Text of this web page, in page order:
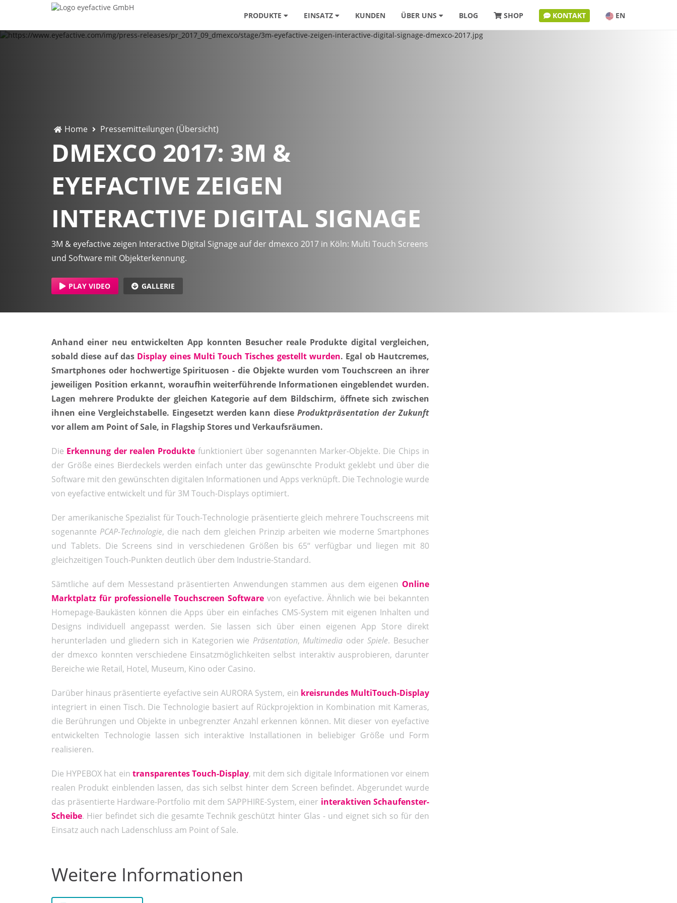
PRODUKTE EINSATZ KUNDEN ÜBER UNS BLOG SHOP KONTAKT EN
Home Pressemitteilungen (Übersicht)
DMEXCO 2017: 3M &
EYEFACTIVE ZEIGEN
INTERACTIVE DIGITAL SIGNAGE
3M & eyefactive zeigen Interactive Digital Signage auf der dmexco 2017 in Köln: Multi Touch Screens
und Software mit Objekterkennung.
PLAY VIDEO GALLERIE
Anhand einer neu entwickelten App konnten Besucher reale Produkte digital vergleichen,
sobald diese auf das Display eines Multi Touch Tisches gestellt wurden. Egal ob Hautcremes,
Smartphones oder hochwertige Spirituosen - die Objekte wurden vom Touchscreen an ihrer
jeweiligen Position erkannt, woraufhin weiterführende Informationen eingeblendet wurden.
Lagen mehrere Produkte der gleichen Kategorie auf dem Bildschirm, öffnete sich zwischen
ihnen eine Vergleichstabelle. Eingesetzt werden kann dieseProduktpräsentation der Zukunft
vor allem am Point of Sale, in Flagship Stores und Verkaufsräumen.
Die Erkennung der realen Produkte funktioniert über sogenannten Marker-Objekte. Die Chips in
der Größe eines Bierdeckels werden einfach unter das gewünschte Produkt geklebt und über die
Software mit den gewünschten digitalen Informationen und Apps verknüpft. Die Technologie wurde
von eyefactive entwickelt und für 3M Touch-Displays optimiert.
Der amerikanische Spezialist für Touch-Technologie präsentierte gleich mehrere Touchscreens mit
sogenannte PCAP-Technologie, die nach dem gleichen Prinzip arbeiten wie moderne Smartphones
und Tablets. Die Screens sind in verschiedenen Größen bis 65‘‘ verfügbar und liegen mit 80
gleichzeitigen Touch-Punkten deutlich über dem Industrie-Standard.
Sämtliche auf dem Messestand präsentierten Anwendungen stammen aus dem eigenen Online
Marktplatz für professionelle Touchscreen Software von eyefactive. Ähnlich wie bei bekannten
Homepage-Baukästen können die Apps über ein einfaches CMS-System mit eigenen Inhalten und
Designs individuell angepasst werden. Sie lassen sich über einen eigenen App Store direkt
herunterladen und gliedern sich in Kategorien wie Präsentation, Multimedia oderSpiele. Besucher
der dmexco konnten verschiedene Einsatzmöglichkeiten selbst interaktiv ausprobieren, darunter
Bereiche wie Retail, Hotel, Museum, Kino oder Casino.
Darüber hinaus präsentierte eyefactive sein AURORA System, ein kreisrundes MultiTouch-Display
integriert in einen Tisch. Die Technologie basiert auf Rückprojektion in Kombination mit Kameras,
die Berührungen und Objekte in unbegrenzter Anzahl erkennen können. Mit dieser von eyefactive
entwickelten Technologie lassen sich interaktive Installationen in beliebiger Größe und Form
realisieren.
Die HYPEBOX hat ein transparentes Touch-Display, mit dem sich digitale Informationen vor einem
realen Produkt einblenden lassen, das sich selbst hinter dem Screen befindet. Abgerundet wurde
das präsentierte Hardware-Portfolio mit dem SAPPHIRE-System, einer interaktiven Schaufenster-
Scheibe. Hier befindet sich die gesamte Technik geschützt hinter Glas - und eignet sich so für den
Einsatz auch nach Ladenschluss am Point of Sale.
Weitere Informationen